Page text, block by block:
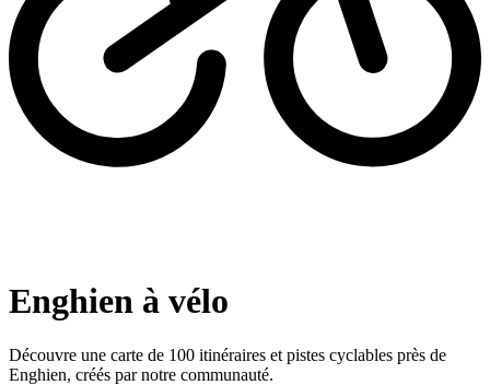
Enghien à vélo
Découvre une carte de 100 itinéraires et pistes cyclables près de
Enghien, créés par notre communauté.